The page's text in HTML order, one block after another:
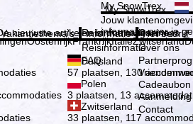
My SnowTrex
My SnowTrex
Jouw
informatie over je
OostenrijkFrankrijkItaliëZwitserland
Duitsland
57 plaatsen, 130
Polen
3 plaatsen, 13
Zwitserland
33 plaatsen, 117
Vakantiethema's
nieuwste artikelen in ons magazine
Informatie
Reisinformatie
Reisinformatie
FAQ
Het bedrijf
Over ons
Over ons
Cadeaubon
Contact